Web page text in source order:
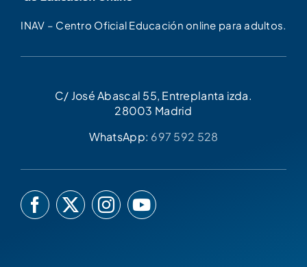
INAV – Centro Oficial Educación online para adultos.
C/ José Abascal 55, Entreplanta izda.
28003 Madrid
WhatsApp: 697 592 528